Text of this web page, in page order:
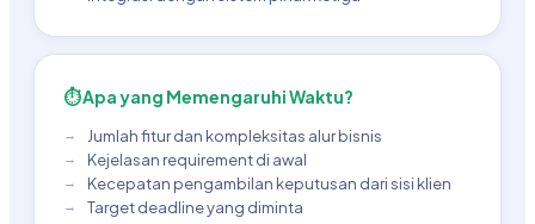
⏱ Apa yang Memengaruhi Waktu?
Jumlah fitur dan kompleksitas alur bisnis
Kejelasan requirement di awal
Kecepatan pengambilan keputusan dari sisi klien
Target deadline yang diminta